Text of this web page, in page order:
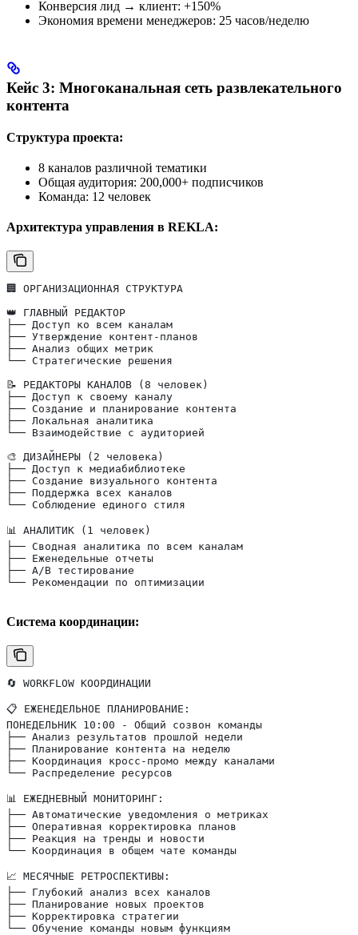
Конверсия лид → клиент: +150%
Экономия времени менеджеров: 25 часов/неделю
Кейс 3: Многоканальная сеть развлекательного
контента
Структура проекта:
8 каналов различной тематики
Общая аудитория: 200,000+ подписчиков
Команда: 12 человек
Архитектура управления в REKLA:
🏢 ОРГАНИЗАЦИОННАЯ СТРУКТУРА
👑 ГЛАВНЫЙ РЕДАКТОР
├── Доступ ко всем каналам
├── Утверждение контент-планов
├── Анализ общих метрик
└── Стратегические решения
📝 РЕДАКТОРЫ КАНАЛОВ (8 человек)
├── Доступ к своему каналу
├── Создание и планирование контента
├── Локальная аналитика
└── Взаимодействие с аудиторией
🎨 ДИЗАЙНЕРЫ (2 человека)
├── Доступ к медиабиблиотеке
├── Создание визуального контента
├── Поддержка всех каналов
└── Соблюдение единого стиля
📊 АНАЛИТИК (1 человек)
├── Сводная аналитика по всем каналам
├── Еженедельные отчеты
├── A/B тестирование
└── Рекомендации по оптимизации
Система координации:
🔄 WORKFLOW КООРДИНАЦИИ
📋 ЕЖЕНЕДЕЛЬНОЕ ПЛАНИРОВАНИЕ:
ПОНЕДЕЛЬНИК 10:00 - Общий созвон команды
├── Анализ результатов прошлой недели
├── Планирование контента на неделю
├── Координация кросс-промо между каналами
└── Распределение ресурсов
📊 ЕЖЕДНЕВНЫЙ МОНИТОРИНГ:
├── Автоматические уведомления о метриках
├── Оперативная корректировка планов
├── Реакция на тренды и новости
└── Координация в общем чате команды
📈 МЕСЯЧНЫЕ РЕТРОСПЕКТИВЫ:
├── Глубокий анализ всех каналов
├── Планирование новых проектов
├── Корректировка стратегии
└── Обучение команды новым функциям